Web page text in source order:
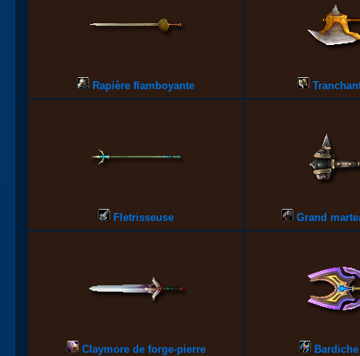
Rapière flamboyante
Fletrisseuse Grand
Claymore de forge-pierre Bardiche